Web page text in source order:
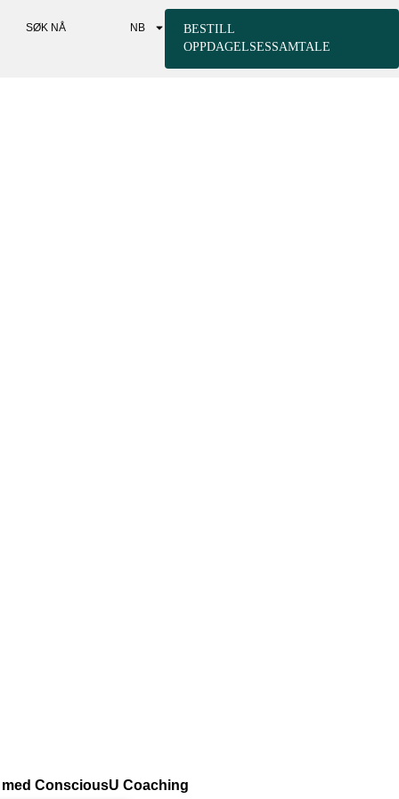
SØK NÅ NB
BESTILL
OPPDAGELSESSAMTALE
ConsciousU Coaching